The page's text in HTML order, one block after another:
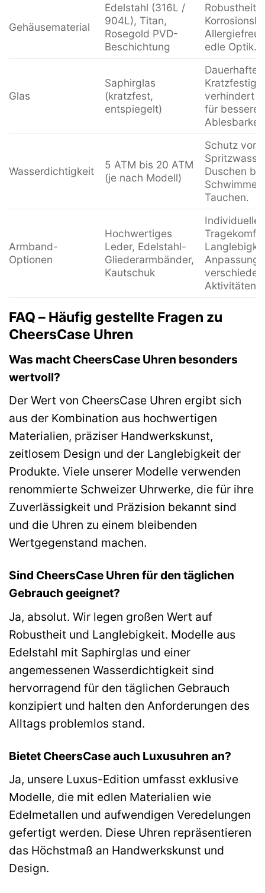
Gehäusematerial
Edelstahl (316L /
904L), Titan,
Rosegold PVD-
Beschichtung
Robustheit,
edle Optik.
Glas
Saphirglas
(kratzfest,
entspiegelt)
Dauerhafte
verhindert
für bessere
Wasserdichtigkeit
5 ATM bis 20 ATM
(je nach Modell)
Schutz vor
Duschen
Tauchen.
Armband-
Optionen
Hochwertiges
Leder, Edelstahl-
Gliederarmbänder,
Kautschuk
Individueller
Aktivitäten.
FAQ – Häufig gestellte Fragen zu
CheersCase Uhren
Was macht CheersCase Uhren besonders
wertvoll?
Der Wert von CheersCase Uhren ergibt sich
aus der Kombination aus hochwertigen
Materialien, präziser Handwerkskunst,
zeitlosem Design und der Langlebigkeit der
Produkte. Viele unserer Modelle verwenden
renommierte Schweizer Uhrwerke, die für ihre
Zuverlässigkeit und Präzision bekannt sind
und die Uhren zu einem bleibenden
Wertgegenstand machen.
Sind CheersCase Uhren für den täglichen
Gebrauch geeignet?
Ja, absolut. Wir legen großen Wert auf
Robustheit und Langlebigkeit. Modelle aus
Edelstahl mit Saphirglas und einer
angemessenen Wasserdichtigkeit sind
hervorragend für den täglichen Gebrauch
konzipiert und halten den Anforderungen des
Alltags problemlos stand.
Bietet CheersCase auch Luxusuhren an?
Ja, unsere Luxus-Edition umfasst exklusive
Modelle, die mit edlen Materialien wie
Edelmetallen und aufwendigen Veredelungen
gefertigt werden. Diese Uhren repräsentieren
das Höchstmaß an Handwerkskunst und
Design.